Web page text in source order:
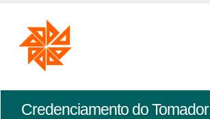
Credenciamento do